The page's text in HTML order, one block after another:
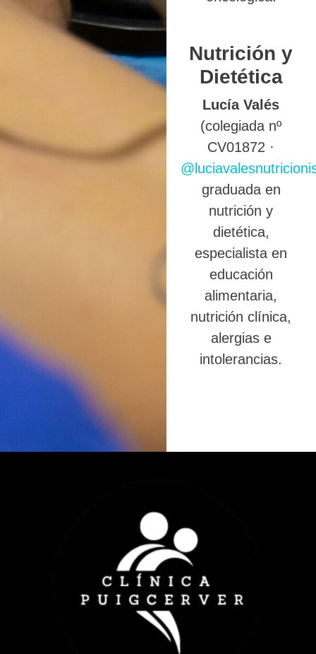
Nutrición y
Dietética
Lucía Valés
(colegiada nº
CV01872 ·
graduada en
nutrición y
dietética,
especialista en
educación
alimentaria,
nutrición clínica,
alergias e
intolerancias.